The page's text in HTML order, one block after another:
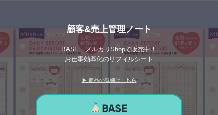
顧客&売上管理ノート
BASE・メルカリShopで販売中！
お仕事効率化のリフィルシート
▶ 商品の詳細はこちら